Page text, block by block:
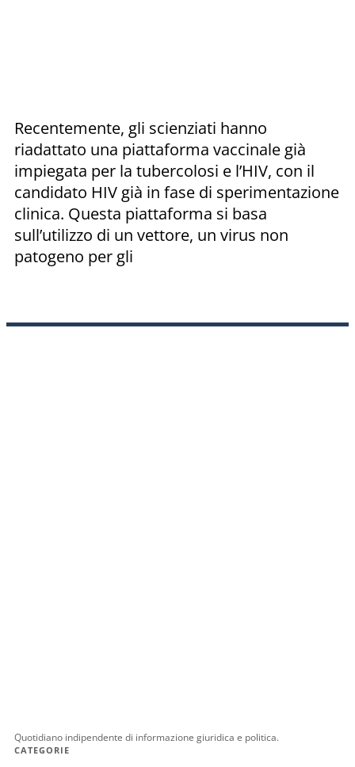
Recentemente, gli scienziati hanno
riadattato una piattaforma vaccinale già
impiegata per la tubercolosi e l’HIV, con il
candidato HIV già in fase di sperimentazione
clinica. Questa piattaforma si basa
sull’utilizzo di un vettore, un virus non
patogeno per gli
Quotidiano indipendente di informazione giuridica e politica.
CATEGORIE